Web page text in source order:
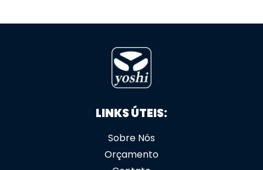
LINKS ÚTEIS:
Sobre Nós
Orçamento